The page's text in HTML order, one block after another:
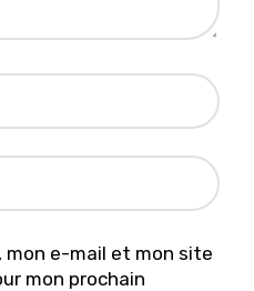
mon e-mail et mon site
mon prochain